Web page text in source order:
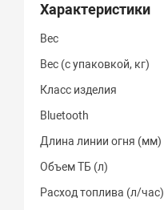
Характеристики
Вес
Вес (с упаковкой, кг)
Класс изделия
Bluetooth
Длина линии огня (мм)
Объем ТБ (л)
Расход топлива (л/час)